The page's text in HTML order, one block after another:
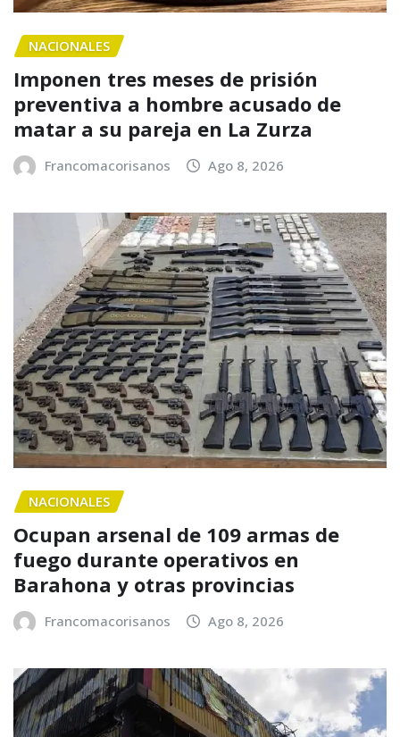
NACIONALES
Imponen tres meses de prisión
preventiva a hombre acusado de
matar a su pareja en La Zurza
Francomacorisanos Ago 8, 2026
NACIONALES
Ocupan arsenal de 109 armas de
fuego durante operativos en
Barahona y otras provincias
Francomacorisanos Ago 8, 2026